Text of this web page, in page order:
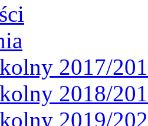
2017/
2018/
2019/